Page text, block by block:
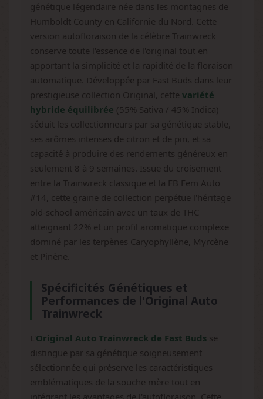
génétique légendaire née dans les montagnes de
Humboldt County en Californie du Nord. Cette
version autofloraison de la célèbre Trainwreck
conserve toute l'essence de l'original tout en
apportant la simplicité et la rapidité de la floraison
automatique. Développée par Fast Buds dans leur
prestigieuse collection Original, cette variété
hybride équilibrée (55% Sativa / 45% Indica)
séduit les collectionneurs par sa génétique stable,
ses arômes intenses de citron et de pin, et sa
capacité à produire des rendements généreux en
seulement 8 à 9 semaines. Issue du croisement
entre la Trainwreck classique et la FB Fem Auto
#14, cette graine de collection perpétue l'héritage
old-school américain avec un taux de THC
atteignant 22% et un profil aromatique complexe
dominé par les terpènes Caryophyllène, Myrcène
et Pinène.
Spécificités Génétiques et
Performances de l'Original Auto
Trainwreck
L'Original Auto Trainwreck de Fast Buds se
distingue par sa génétique soigneusement
sélectionnée qui préserve les caractéristiques
emblématiques de la souche mère tout en
intégrant les avantages de l'autofloraison. Cette